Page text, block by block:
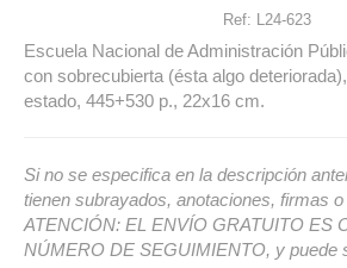
Ref: L24-623
Escuela Nacional de Administración
con sobrecubierta (ésta algo
estado, 445+530 p., 22x16 cm.
Si no se especifica en la descripción
tienen subrayados, anotaciones, firmas
ATENCIÓN: EL ENVÍO GRATUITO ES
NÚMERO DE SEGUIMIENTO, y puede